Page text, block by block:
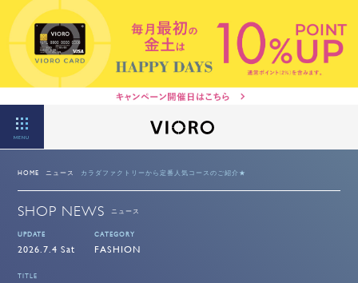
MENU
HOME ニュース カラダファクトリーから定番人気コースのご紹介★
SHOP NEWS ニュース
UPDATE
2026.7.4 Sat
CATEGORY
FASHION
TITLE